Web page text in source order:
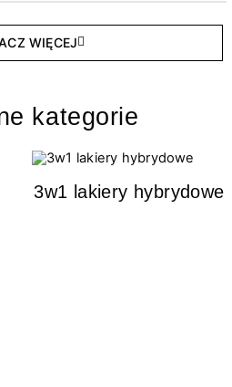
WIĘCEJ
kategorie
3w1 lakiery hybrydowe